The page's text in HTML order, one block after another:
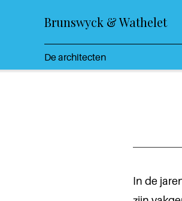
Brunswyck & Wathelet
De architecten
In de